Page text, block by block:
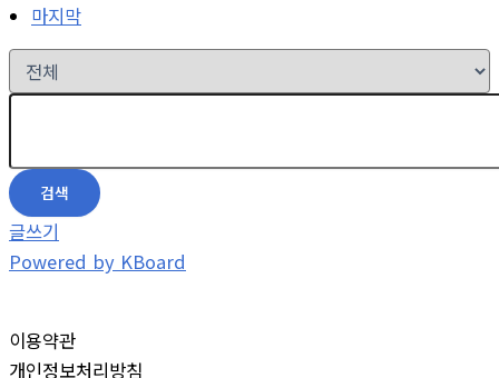
마지막
검색
글쓰기
Powered by KBoard
이용약관
개인정보처리방침